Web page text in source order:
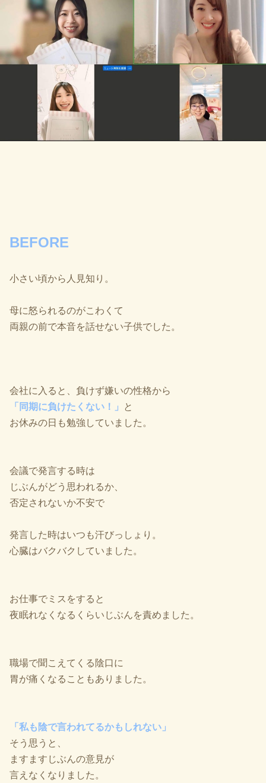
BEFORE
小さい頃から人見知り。
母に怒られるのがこわくて
両親の前で本音を話せない子供でした。
会社に入ると、負けず嫌いの性格から
「同期に負けたくない！」
と
お休みの日も勉強していました。
会議で発言する時は
じぶんがどう思われるか、
否定されないか不安で
発言した時はいつも汗びっしょり。
心臓はバクバクしていました。
お仕事でミスをすると
夜眠れなくなるくらいじぶんを責めました。
職場で聞こえてくる陰口に
胃が痛くなることもありました。
「私も陰で言われてるかもしれない」
そう思うと、
ますますじぶんの意見が
言えなくなりました。